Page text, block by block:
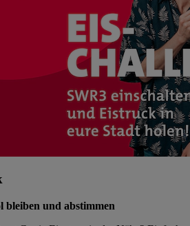
bleiben und abstimmen